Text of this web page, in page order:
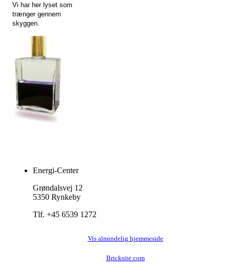
Vi har her lyset som
trænger gennem
skyggen.
Energi-Center
Grøndalsvej 12
5350 Rynkeby
Tlf. +45 6539 1272
Vis almindelig hjemmeside
Bricksite.com